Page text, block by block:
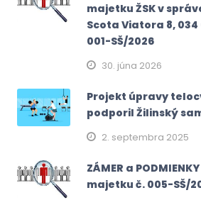
majetku ŽSK v
Scota Viatora 8, 034
001-SŠ/2026
30. júna 2026
Projekt úpravy
podporil Žilinský
2. septembra 2025
ZÁMER a
majetku č. 005-SŠ/